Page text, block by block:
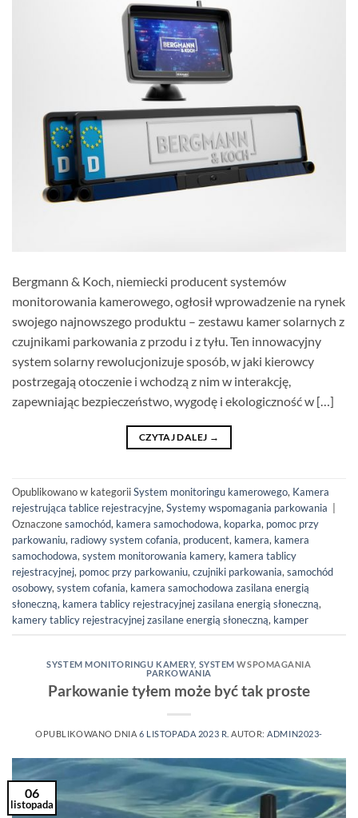
Bergmann & Koch, niemiecki producent systemów
monitorowania kamerowego, ogłosił wprowadzenie na rynek
swojego najnowszego produktu – zestawu kamer solarnych z
czujnikami parkowania z przodu i z tyłu. Ten innowacyjny
system solarny rewolucjonizuje sposób, w jaki kierowcy
postrzegają otoczenie i wchodzą z nim w interakcję,
zapewniając bezpieczeństwo, wygodę i ekologiczność w […]
CZYTAJ DALEJ →
Opublikowano w kategoriiSystem monitoringu kamerowego, Kamera
rejestrująca tablice rejestracyjne, Systemy wspomagania parkowania
Oznaczonesamochód, kamera samochodowa, koparka, pomoc przy
parkowaniu, radiowy system cofania, producent, kamera, kamera
samochodowa, system monitorowania kamery, kamera tablicy
rejestracyjnej, pomoc przy parkowaniu, czujniki parkowania, samochód
osobowy, system cofania, kamera samochodowa zasilana energią
słoneczną, kamera tablicy rejestracyjnej zasilana energią słoneczną,
kamery tablicy rejestracyjnej zasilane energią słoneczną, kamper
SYSTEM MONITORINGU KAMERY, SYSTEM WSPOMAGANIA
PARKOWANIA
Parkowanie tyłem może być tak proste
OPUBLIKOWANO DNIA6 LISTOPADA 2023 R. AUTOR:ADMIN2023-
06
listopada